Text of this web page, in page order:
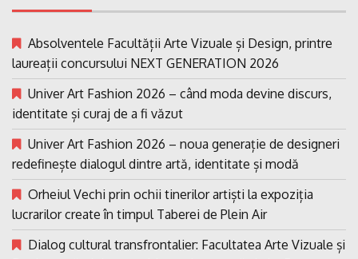
Absolventele Facultății Arte Vizuale și Design, printre
laureații concursului NEXT GENERATION 2026
Univer Art Fashion 2026 – când moda devine discurs,
identitate și curaj de a fi văzut
Univer Art Fashion 2026 – noua generație de designeri
redefinește dialogul dintre artă, identitate și modă
Orheiul Vechi prin ochii tinerilor artiști la expoziția
lucrarilor create în timpul Taberei de Plein Air
Dialog cultural transfrontalier: Facultatea Arte Vizuale și